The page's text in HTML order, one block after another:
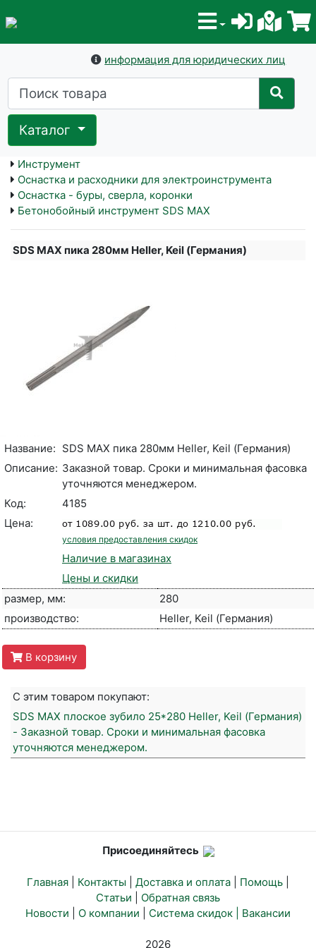
информация для юридических лиц
Каталог
Инструмент
Оснастка и расходники для электроинструмента
Оснастка - буры, сверла, коронки
Бетонобойный инструмент SDS MAX
SDS MAX пика 280мм Heller, Keil (Германия)
Название: SDS MAX пика 280мм Heller, Keil (Германия)
Описание: Заказной товар. Сроки и минимальная фасовка
уточняются менеджером.
Код:
4185
Цена:
условия предоставления скидок
Наличие в магазинах
Цены и скидки
размер, мм:
280
производство:
Heller, Keil (Германия)
В корзину
С этим товаром покупают:
SDS MAX плоское зубило 25*280 Heller, Keil (Германия)
- Заказной товар. Сроки и минимальная фасовка
уточняются менеджером.
Присоединяйтесь
Главная Контакты Доставка и оплата Помощь
Статьи
Обратная связь
Новости
О компании Система скидок | Вакансии
2026